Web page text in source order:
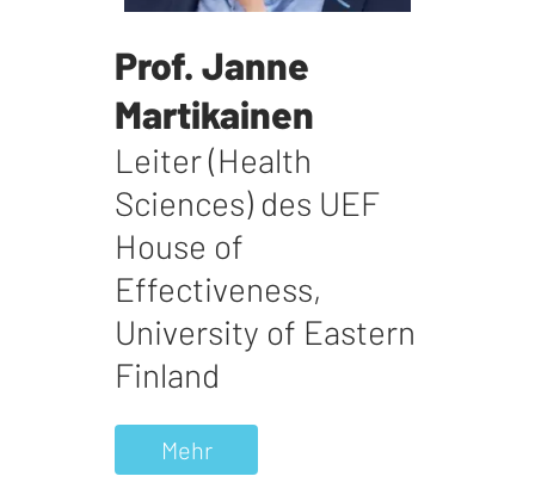
Prof. Janne
Martikainen
Leiter (Health
Sciences) des UEF
House of
Effectiveness,
University of Eastern
Finland
Mehr